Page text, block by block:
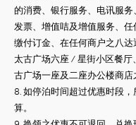
的消费、银行服务、电讯服
发票、增值咭及增值服务、
缴付订金、在任何商户之八
太古广场六座 / 星街小区餐厅
古广场一座及二座办公楼商店
8. 如停泊时间超过优惠时段
算。